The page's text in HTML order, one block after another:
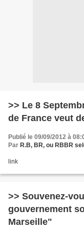
>> Le 8
de France veut
Publié le 09/09/2012 à
Par R.B, BR, ou RBBR
link
>> Souvenez-
gouvernement
Marseille"